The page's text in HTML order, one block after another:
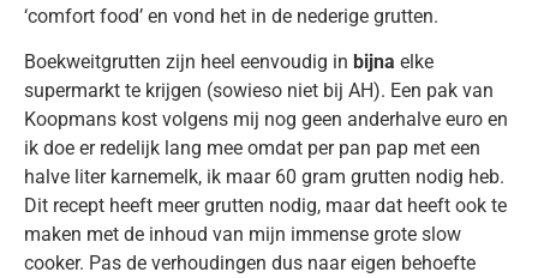
‘comfort food’ en vond het in de nederige grutten.
Boekweitgrutten zijn heel eenvoudig in bijna elke
supermarkt te krijgen (sowieso niet bij AH). Een pak van
Koopmans kost volgens mij nog geen anderhalve euro en
ik doe er redelijk lang mee omdat per pan pap met een
halve liter karnemelk, ik maar 60 gram grutten nodig heb.
Dit recept heeft meer grutten nodig, maar dat heeft ook te
maken met de inhoud van mijn immense grote slow
cooker. Pas de verhoudingen dus naar eigen behoefte